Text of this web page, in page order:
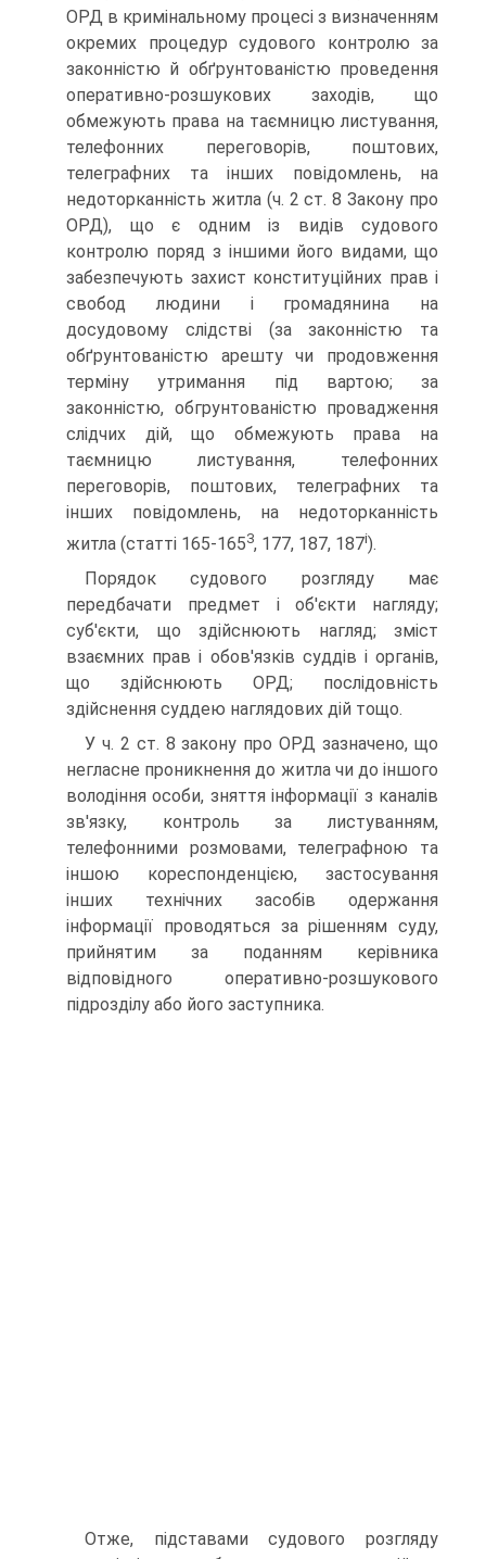
ОРД в кримінальному процесі з визначенням
окремих процедур судового контролю за
законністю й обґрунтованістю проведення
оперативно-розшукових заходів, що
обмежують права на таємницю листування,
телефонних переговорів, поштових,
телеграфних та інших повідомлень, на
недоторканність житла (ч. 2 ст. 8 Закону про
ОРД), що є одним із видів судового
контролю поряд з іншими його видами, що
забезпечують захист конституційних прав і
свобод людини і громадянина на
досудовому слідстві (за законністю та
обґрунтованістю арешту чи продовження
терміну утримання під вартою; за
законністю, обгрунтованістю провадження
слідчих дій, що обмежують права на
таємницю листування, телефонних
переговорів, поштових, телеграфних та
інших повідомлень, на недоторканність
житла (статті 165-1653, 177, 187, 187і).
Порядок судового розгляду має
передбачати предмет і об'єкти нагляду;
суб'єкти, що здійснюють нагляд; зміст
взаємних прав і обов'язків суддів і органів,
що здійснюють ОРД; послідовність
здійснення суддею наглядових дій тощо.
У ч. 2 ст. 8 закону про ОРД зазначено, що
негласне проникнення до житла чи до іншого
володіння особи, зняття інформації з каналів
зв'язку, контроль за листуванням,
телефонними розмовами, телеграфною та
іншою кореспонденцією, застосування
інших технічних засобів одержання
інформації проводяться за рішенням суду,
прийнятим за поданням керівника
відповідного оперативно-розшукового
підрозділу або його заступника.
Отже, підставами судового розгляду